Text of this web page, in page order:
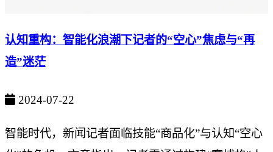
认知重构：智能化浪潮下记者的“空心”焦虑与“再
造”迷茫
2024-07-22
智能时代，新闻记者面临技能“商品化”与认知“空心